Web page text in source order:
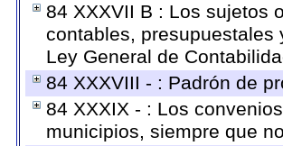
84 XXXVII B : Los sujetos
contables,
Ley General de
84 XXXVIII - : Padrón de
84 XXXIX - : Los
municipios, siempre que